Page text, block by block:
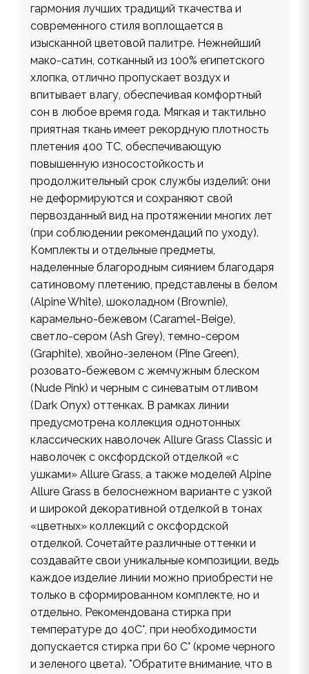
гармония лучших традиций ткачества и
современного стиля воплощается в
изысканной цветовой палитре. Нежнейший
мако-сатин, сотканный из 100% египетского
хлопка, отлично пропускает воздух и
впитывает влагу, обеспечивая комфортный
сон в любое время года. Мягкая и тактильно
приятная ткань имеет рекордную плотность
плетения 400 ТС, обеспечивающую
повышенную износостойкость и
продолжительный срок службы изделий: они
не деформируются и сохраняют свой
первозданный вид на протяжении многих лет
(при соблюдении рекомендаций по уходу).
Комплекты и отдельные предметы,
наделенные благородным сиянием благодаря
сатиновому плетению, представлены в белом
(Alpine White), шоколадном (Brownie),
карамельно-бежевом (Caramel-Beige),
светло-сером (Ash Grey), темно-сером
(Graphite), хвойно-зеленом (Pine Green),
розовато-бежевом с жемчужным блеском
(Nude Pink) и черным c синеватым отливом
(Dark Onyx) оттенках. В рамках линии
предусмотрена коллекция однотонных
классических наволочек Allure Grass Classic и
наволочек с оксфордской отделкой «с
ушками» Allure Grass, а также моделей Alpine
Allure Grass в белоснежном варианте с узкой
и широкой декоративной отделкой в тонах
«цветных» коллекций с оксфордской
отделкой. Сочетайте различные оттенки и
создавайте свои уникальные композиции, ведь
каждое изделие линии можно приобрести не
только в сформированном комплекте, но и
отдельно. Рекомендована стирка при
температуре до 40С°, при необходимости
допускается стирка при 60 С° (кроме черного
и зеленого цвета). *Обратите внимание, что в